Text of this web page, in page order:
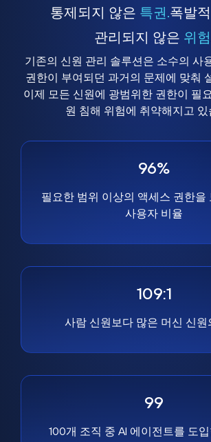
통제되지 않은 특권. 폭발
관리되지 않은 위험.
기존의 신원 관리 솔루션은 소수의 사
권한이 부여되던 과거의 문제에 맞춰
이제 모든 신원에 광범위한 권한이 필
원 침해 위험에 취약해지고 있
96%
필요한 범위 이상의 액세스 권한을
사용자 비율
109:1
사람 신원보다 많은 머신 신원
99
100개 조직 중 AI 에이전트를 도